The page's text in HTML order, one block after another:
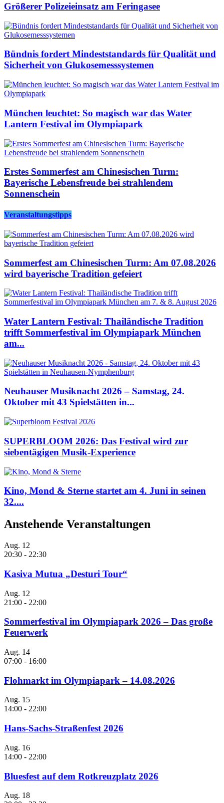
Größerer Polizeieinsatz am Feringasee
Bündnis fordert Mindeststandards für Qualität und
Sicherheit von Glukosemesssystemen
München leuchtet: So magisch war das Water
Lantern Festival im Olympiapark
Erstes Sommerfest am Chinesischen Turm:
Bayerische Lebensfreude bei strahlendem
Sonnenschein
Veranstaltungstipps
Sommerfest am Chinesischen Turm: Am 07.08.2026
wird bayerische Tradition gefeiert
Water Lantern Festival: Thailändische Tradition
trifft Sommerfestival im Olympiapark München
am...
Neuhauser Musiknacht 2026 – Samstag, 24.
Oktober mit 43 Spielstätten in...
SUPERBLOOM 2026: Das Festival wird zur
siebentägigen Musik-Experience
Kino, Mond & Sterne startet am 4. Juni in seinen
32....
Anstehende Veranstaltungen
Aug. 12
20:30 - 22:30
Kasiva Mutua „Desturi Tour“
Aug. 12
21:00 - 22:00
Sommerfestival im Olympiapark 2026 – Das große
Feuerwerk
Aug. 14
07:00 - 16:00
Flohmarkt im Olympiapark – 14.08.2026
Aug. 15
14:00 - 22:00
Hans-Sachs-Straßenfest 2026
Aug. 16
14:00 - 22:00
Bluesfest auf dem Rotkreuzplatz 2026
Aug. 18